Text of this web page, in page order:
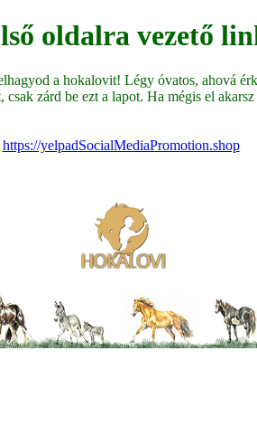
oldalra vezető
a hokalovit! Légy óvatos, ahová
zárd be ezt a lapot. Ha mégis el
https://yelpadSocialMediaPromotion.shop